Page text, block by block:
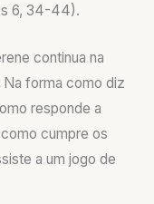
6, 34-44).
continua na
forma como diz
responde a
cumpre os
a um jogo de